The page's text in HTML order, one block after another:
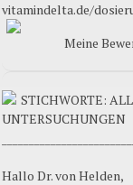
vitamindelta.de/
Meine
STICHWORTE:
UNTERSUCHUNGEN
Hallo Dr. von Helden,